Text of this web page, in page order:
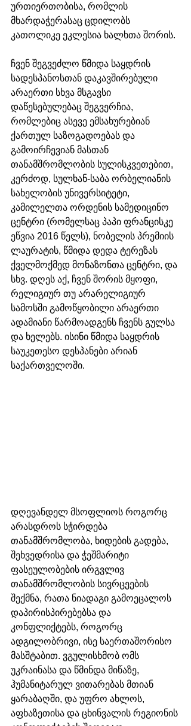
ურთიერთობისა, რომლის
მხარდაჭერასაც ცდილობს
კათოლიკე ეკლესია ხალხთა შორის.
ჩვენ შეგვეძლო წმიდა საყდრის
სადესპანოსთან დაკავშირებული
არაერთი სხვა მსგავსი
დაწესებულებაც შეგვერჩია,
რომლებიც ასევე ემსახურებიან
ქართულ საზოგადოებას და
გამოირჩევიან მასთან
თანამშრომლობის სულისკვეთებით,
კერძოდ, სულხან-საბა ორბელიანის
სახელობის უნივერსიტეტი,
კამილელთა ორდენის სამედიცინო
ცენტრი (რომელსაც პაპი ფრანცისკე
ეწვია 2016 წელს), ნობელის პრემიის
ლაურატის, წმიდა დედა ტერეზას
ქველმოქმედ მონაზონთა ცენტრი, და
სხვ. დღეს აქ, ჩვენ შორის მყოფი,
რელიგიურ თუ არარელიგიურ
სამოსში გამოწყობილი არაერთი
ადამიანი წარმოადგენს ჩვენს გულსა
და ხელებს. ისინი წმიდა საყდრის
საუკეთესო დესპანები არიან
საქართველოში.
დღევანდელ მსოფლიოს როგორც
არასდროს სჭირდება
თანამშრომლობა, ხიდების გადება,
შეხვედრისა და ჭეშმარიტი
ფასეულობების ირგვლივ
თანამშრომლობის სივრცეების
შექმნა, რათა ნიადაგი გამოეცალოს
დაპირისპირებებსა და
კონფლიქტებს, როგორც
ადგილობრივი, ისე საერთაშორისო
მასშტაბით. ვგულისხმობ ომს
უკრაინასა და წმინდა მიწაზე,
ჰუმანიტარულ ვითარებას მთიან
ყარაბაღში, და უფრო ახლოს,
აფხაზეთისა და ცხინვალის რეგიონის